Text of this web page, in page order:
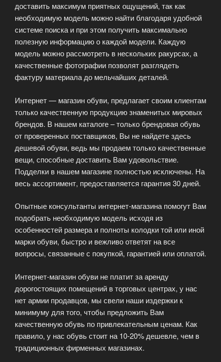
доставить максимум приятных ощущений, так как
необходимую модель можно найти благодаря удобной
системе поиска и при этом получить максимально
полезную информацию о каждой модели. Каждую
модель можно рассмотреть в нескольких ракурсах, а
качественные фотографии позволят разглядеть
фактуру материала до мельчайших деталей.
Интернет — магазин обуви, предлагает своим клиентам
только качественную продукцию знаменитых мировых
брендов. В нашем каталоге – только брендовая обувь
от проверенных поставщиков, Вы не найдете здесь
дешевой обуви, ведь мы продаем только качественные
вещи, способные доставить Вам удовольствие.
Подделки в нашем магазине полностью исключены. На
весь ассортимент, предоставляется гарантия 30 дней.
Опытные консультанты интернет-магазина помогут Вам
подобрать необходимую модель исходя из
особенностей размера и полноты колодки той или иной
марки обуви, быстро и вежливо ответят на все
вопросы, связанные с покупкой, гарантией или оплатой.
Интернет-магазин обуви не платит за аренду
дорогостоящих помещений в торговых центрах, у нас
нет армии продавцов, мы свели наши издержки к
минимуму для того, чтобы предложить Вам
качественную обувь по привлекательным ценам. Как
правило, у нас обувь стоит на 10-20% дешевле, чем в
традиционных фирменных магазинах.